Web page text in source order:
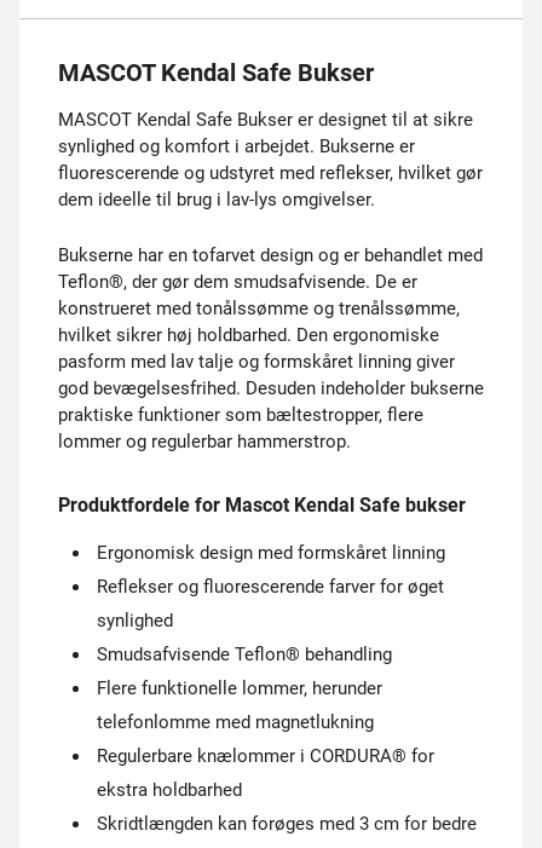
MASCOT Kendal Safe Bukser
MASCOT Kendal Safe Bukser er designet til at sikre
synlighed og komfort i arbejdet. Bukserne er
fluorescerende og udstyret med reflekser, hvilket gør
dem ideelle til brug i lav-lys omgivelser.
Bukserne har en tofarvet design og er behandlet med
Teflon®, der gør dem smudsafvisende. De er
konstrueret med tonålssømme og trenålssømme,
hvilket sikrer høj holdbarhed. Den ergonomiske
pasform med lav talje og formskåret linning giver
god bevægelsesfrihed. Desuden indeholder bukserne
praktiske funktioner som bæltestropper, flere
lommer og regulerbar hammerstrop.
Produktfordele for Mascot Kendal Safe bukser
Ergonomisk design med formskåret linning
Reflekser og fluorescerende farver for øget
synlighed
Smudsafvisende Teflon® behandling
Flere funktionelle lommer, herunder
telefonlomme med magnetlukning
Regulerbare knælommer i CORDURA® for
ekstra holdbarhed
Skridtlængden kan forøges med 3 cm for bedre